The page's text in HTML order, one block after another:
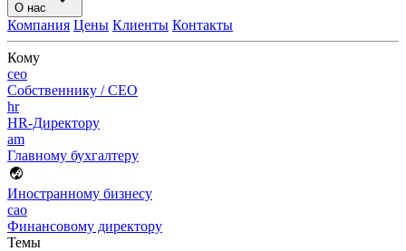
О нас
Компания Цены Клиенты Контакты
Кому
ceo
Собственнику / CEO
hr
HR-Директору
am
Главному бухгалтеру
Иностранному бизнесу
cao
Финансовому директору
Темы